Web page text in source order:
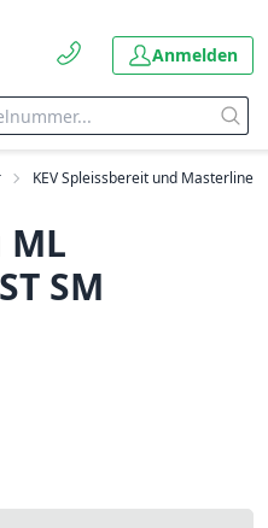
Anmelden
KEV Spleissbereit und Masterline
ML
SM